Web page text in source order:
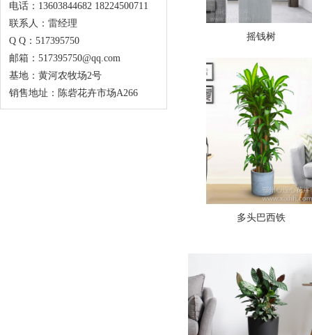
电话：13603844682 18224500711
联系人：雷经理
Q Q：517395750
邮箱：517395750@qq.com
基地：黄河农牧场2号
销售地址：陈砦花卉市场A266
摇钱树
多头巴西铁